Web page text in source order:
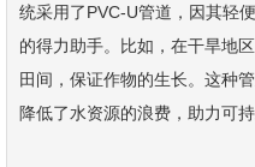
统采用了PVC-U管道，因其轻
的得力助手。比如，在干旱地
田间，保证作物的生长。这种
降低了水资源的浪费，助力可持